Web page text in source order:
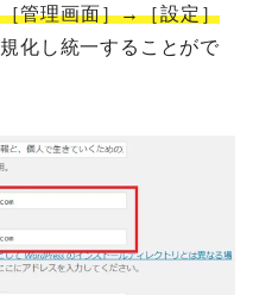
管理画面］→［設定］
化し統一することがで